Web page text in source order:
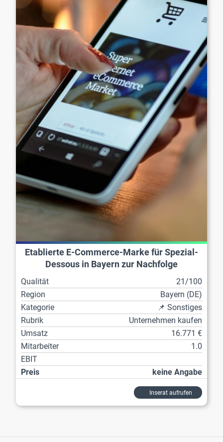
Etablierte E-Commerce-Marke für Spezial-
Dessous in Bayern zur Nachfolge
Qualität
21/100
Region
Bayern (DE)
Kategorie
📌 Sonstiges
Rubrik
Unternehmen kaufen
Umsatz
16.771 €
Mitarbeiter
1.0
EBIT
Preis
keine Angabe
Inserat aufrufen